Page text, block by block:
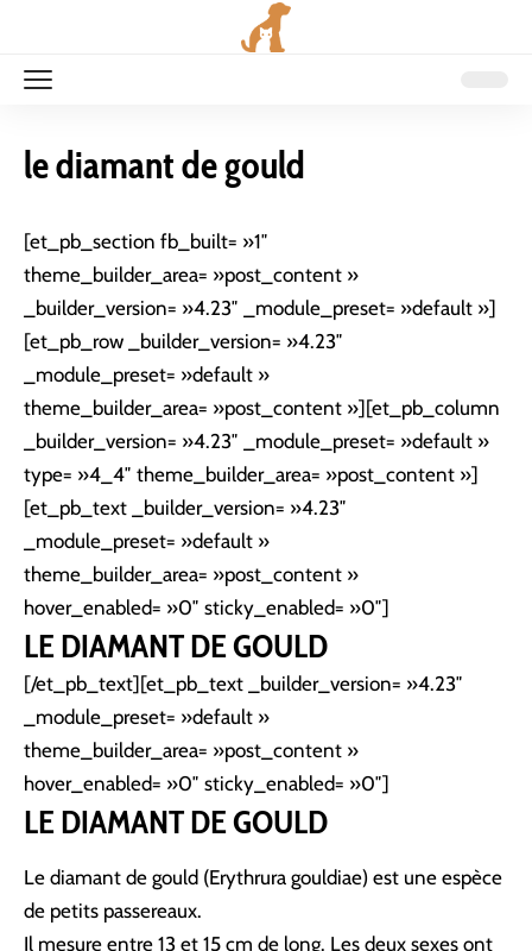
le diamant de gould
[et_pb_section fb_built= »1″
theme_builder_area= »post_content »
_builder_version= »4.23″ _module_preset= »default »]
[et_pb_row _builder_version= »4.23″
_module_preset= »default »
theme_builder_area= »post_content »][et_pb_column
_builder_version= »4.23″ _module_preset= »default »
type= »4_4″ theme_builder_area= »post_content »]
[et_pb_text _builder_version= »4.23″
_module_preset= »default »
theme_builder_area= »post_content »
hover_enabled= »0″ sticky_enabled= »0″]
LE DIAMANT DE GOULD
[/et_pb_text][et_pb_text _builder_version= »4.23″
_module_preset= »default »
theme_builder_area= »post_content »
hover_enabled= »0″ sticky_enabled= »0″]
LE DIAMANT DE GOULD
Le diamant de gould (Erythrura gouldiae) est une espèce
de petits passereaux.
Il mesure entre 13 et 15 cm de long. Les deux sexes ont